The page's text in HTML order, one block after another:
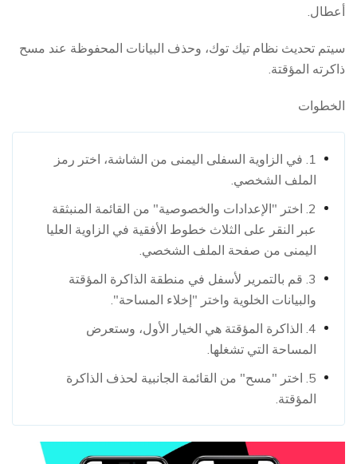
أعطال.
سيتم تحديث نظام تيك توك، وحذف البيانات المحفوظة عند مسح
ذاكرته المؤقتة.
الخطوات
1. في الزاوية السفلى اليمنى من الشاشة، اختر رمز
الملف الشخصي.
2. اختر "الإعدادات والخصوصية" من القائمة المنبثقة
عبر النقر على الثلاث خطوط الأفقية في الزاوية العليا
اليمنى من صفحة الملف الشخصي.
3. قم بالتمرير لأسفل في منطقة الذاكرة المؤقتة
والبيانات الخلوية واختر "إخلاء المساحة".
4. الذاكرة المؤقتة هي الخيار الأول، وستعرض
المساحة التي تشغلها.
5. اختر "مسح" من القائمة الجانبية لحذف الذاكرة
المؤقتة.